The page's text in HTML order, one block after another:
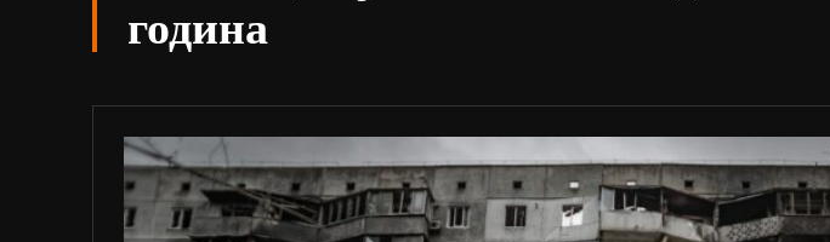
година